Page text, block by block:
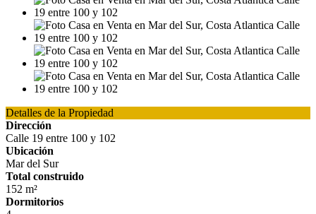
Detalles de la Propiedad
Dirección
Calle 19 entre 100 y 102
Ubicación
Mar del Sur
Total construido
152 m²
Dormitorios